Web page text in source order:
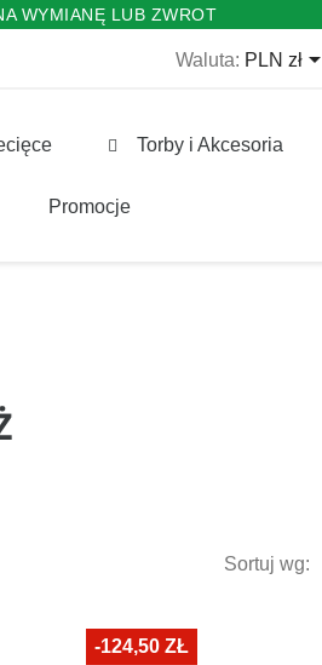
WYMIANĘ LUB ZWROT
Waluta: PLN zł
Torby i Akcesoria
Promocje
Sortuj wg:
-124,50 ZŁ